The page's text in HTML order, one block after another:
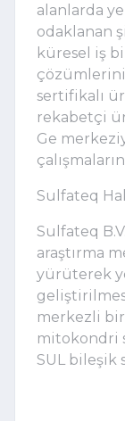
alanlarda
odaklanan
küresel iş
çözümlerini
sertifikalı
rekabetçi
Ge
Sulfateq
Sulfateq
araştırma
yürüterek
merkezli
mitokondri
SUL bileşik